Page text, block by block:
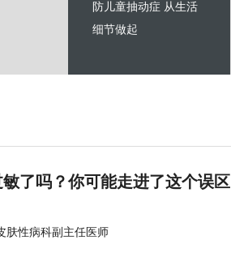
防儿童抽动症 从生活
细节做起
了吗？你可能走进了这个误区
肤性病科副主任医师